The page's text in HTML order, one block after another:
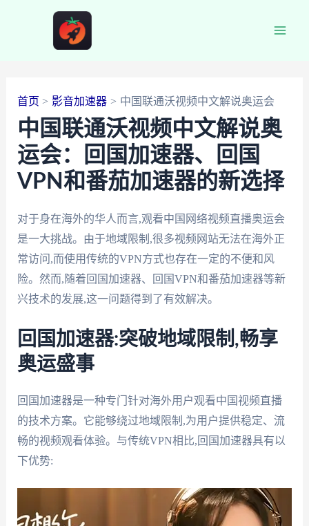
首页 影音加速器 中国联通沃视频中文解说奥运会
中国联通沃视频中文解说奥
运会：回国加速器、回国
VPN和番茄加速器的新选择
对于身在海外的华人而言,观看中国网络视频直播奥运会
是一大挑战。由于地域限制,很多视频网站无法在海外正
常访问,而使用传统的VPN方式也存在一定的不便和风
险。然而,随着回国加速器、回国VPN和番茄加速器等新
兴技术的发展,这一问题得到了有效解决。
回国加速器:突破地域限制,畅享
奥运盛事
回国加速器是一种专门针对海外用户观看中国视频直播
的技术方案。它能够绕过地域限制,为用户提供稳定、流
畅的视频观看体验。与传统VPN相比,回国加速器具有以
下优势: